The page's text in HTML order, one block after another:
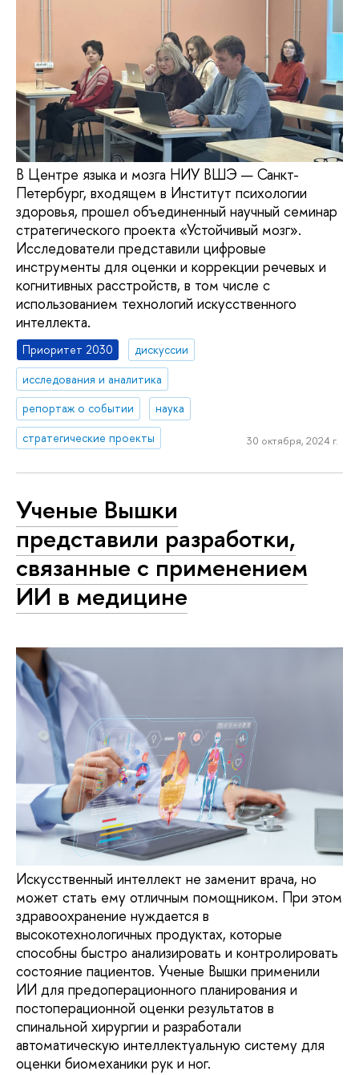
В Центре языка и мозга НИУ ВШЭ — Санкт-
Петербург, входящем в Институт психологии
здоровья, прошел объединенный научный семинар
стратегического проекта «Устойчивый мозг».
Исследователи представили цифровые
инструменты для оценки и коррекции речевых и
когнитивных расстройств, в том числе с
использованием технологий искусственного
интеллекта.
Приоритет 2030
дискуссии
исследования и аналитика
репортаж о событии
наука
стратегические проекты
30 октября, 2024 г.
Ученые Вышки
представили разработки,
связанные с применением
ИИ в медицине
Искусственный интеллект не заменит врача, но
может стать ему отличным помощником. При этом
здравоохранение нуждается в
высокотехнологичных продуктах, которые
способны быстро анализировать и контролировать
состояние пациентов. Ученые Вышки применили
ИИ для предоперационного планирования и
постоперационной оценки результатов в
спинальной хирургии и разработали
автоматическую интеллектуальную систему для
оценки биомеханики рук и ног.